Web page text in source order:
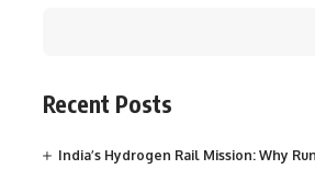
Recent Posts
India’s Hydrogen Rail Mission: Why